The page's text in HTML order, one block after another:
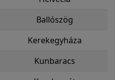
Ballószög
Kerekegyháza
Kunbaracs